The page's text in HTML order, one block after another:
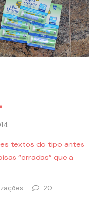
textos do tipo antes
“erradas” que a
20